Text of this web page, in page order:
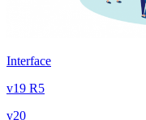
Interface
v19 R5
v20